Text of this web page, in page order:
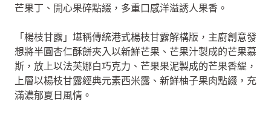
芒果丁、開心果碎點綴，多重口感洋溢誘人果香。
「楊枝甘露」堪稱傳統港式楊枝甘露解構版，主廚創意發
想將半圓杏仁酥餅夾入以新鮮芒果、芒果汁製成的芒果慕
斯，放上以法芙娜白巧克力、芒果果泥製成的芒果香緹，
上層以楊枝甘露經典元素西米露、新鮮柚子果肉點綴，充
滿濃郁夏日風情。